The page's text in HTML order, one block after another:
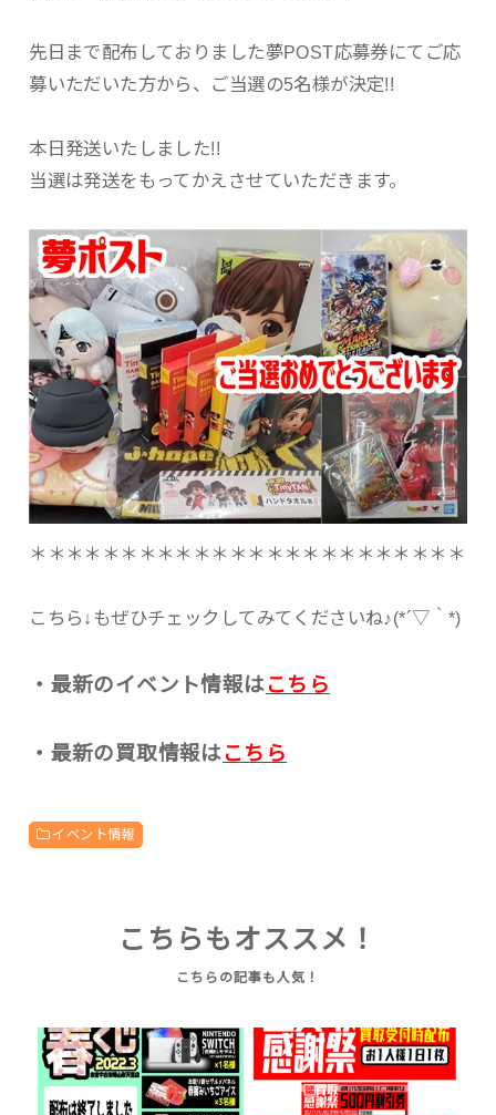
先日まで配布しておりました夢POST応募券にてご応
募いただいた方から、ご当選の5名様が決定!!
本日発送いたしました!!
当選は発送をもってかえさせていただきます。
＊＊＊＊＊＊＊＊＊＊＊＊＊＊＊＊＊＊＊＊＊＊＊＊
こちら↓もぜひチェックしてみてくださいね♪(*´▽｀*)
・最新のイベント情報はこちら
・最新の買取情報はこちら
イベント情報
こちらもオススメ！